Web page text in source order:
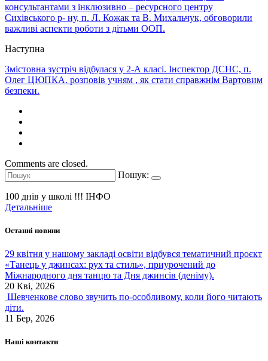
консультантами з інклюзивно – ресурсного центру
Сихівського р- ну, п. Л. Кожак та В. Михальчук, обговорили
важливі аспекти роботи з дітьми ООП.
Наступна
Змістовна зустріч відбулася у 2-А класі. Інспектор ДСНС, п.
Олег ЦЮПКА. розповів учням , як стати справжнім Вартовим
безпеки.
Comments are closed.
Пошук:
100 днів у школі !!! ІНФО
Детальніше
Останні новини
29 квітня у нашому закладі освіти відбувся тематичний проєкт
«Танець у джинсах: рух та стиль», приурочений до
Міжнародного дня танцю та Дня джинсів (деніму).
20 Кві, 2026
Шевченкове слово звучить по-особливому, коли його читають
діти.
11 Бер, 2026
Наші контакти